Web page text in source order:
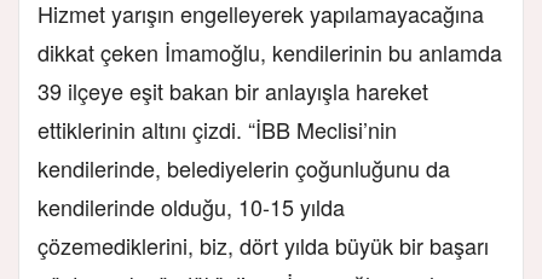
Hizmet yarışın engelleyerek yapılamayacağına
dikkat çeken İmamoğlu, kendilerinin bu anlamda
39 ilçeye eşit bakan bir anlayışla hareket
ettiklerinin altını çizdi. “İBB Meclisi’nin
kendilerinde, belediyelerin çoğunluğunu da
kendilerinde olduğu, 10-15 yılda
çözemediklerini, biz, dört yılda büyük bir başarı